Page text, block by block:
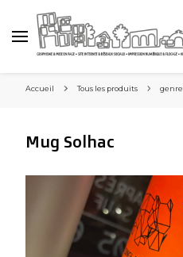
Accueil Tous les produits genre
Mug Solhac